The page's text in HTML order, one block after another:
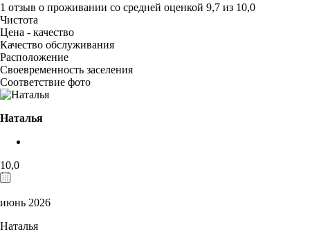
1 отзыв о проживании со средней оценкой 9,7 из 10,0
Чистота
Цена - качество
Качество обслуживания
Расположение
Своевременность заселения
Соответствие фото
Наталья
10,0
июнь 2026
Наталья